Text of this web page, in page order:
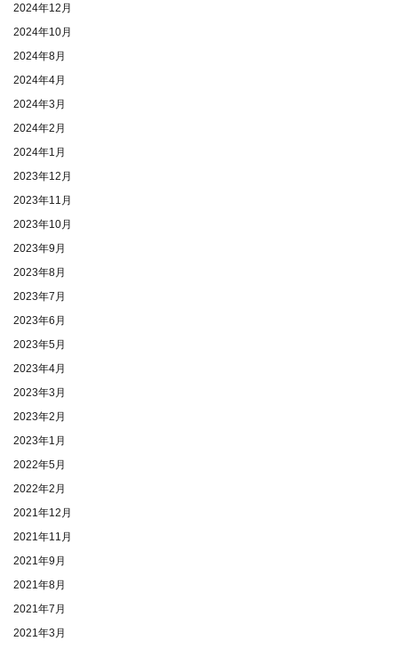
2024年12月
2024年10月
2024年8月
2024年4月
2024年3月
2024年2月
2024年1月
2023年12月
2023年11月
2023年10月
2023年9月
2023年8月
2023年7月
2023年6月
2023年5月
2023年4月
2023年3月
2023年2月
2023年1月
2022年5月
2022年2月
2021年12月
2021年11月
2021年9月
2021年8月
2021年7月
2021年3月